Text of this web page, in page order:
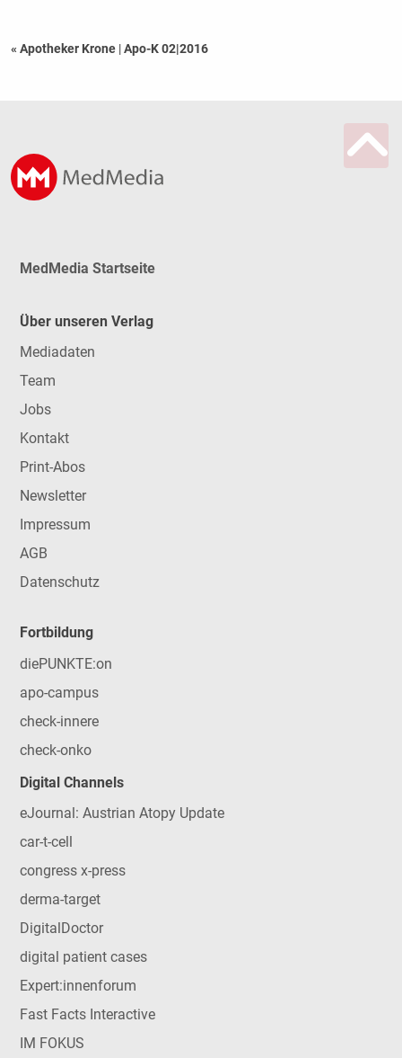
« Apotheker Krone |Apo-K 02|2016
MedMedia Startseite
Über unseren Verlag
Mediadaten
Team
Jobs
Kontakt
Print-Abos
Newsletter
Impressum
AGB
Datenschutz
Fortbildung
diePUNKTE:on
apo-campus
check-innere
check-onko
Digital Channels
eJournal: Austrian Atopy Update
car-t-cell
congress x-press
derma-target
DigitalDoctor
digital patient cases
Expert:innenforum
Fast Facts Interactive
IM FOKUS